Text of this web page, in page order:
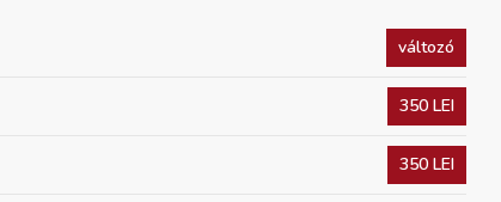
változó
350 LEI
350 LEI